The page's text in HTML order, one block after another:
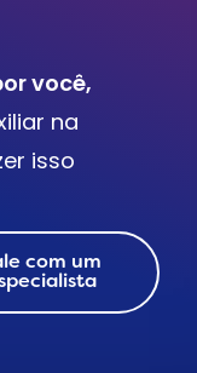
você,
na
isso
com um